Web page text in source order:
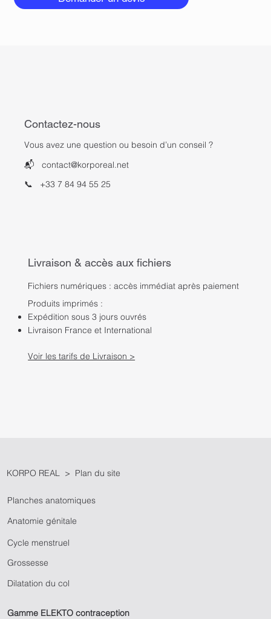
Contactez-nous
Vous avez une question ou besoin d’un conseil ?
📬 contact@korporeal.net
📞 +33 7 84 94 55 25
Livraison & accès aux fichiers
Fichiers numériques : accès immédiat après paiement
Produits imprimés :
Expédition sous 3 jours ouvrés
Livraison France et International
Voir les tarifs de Livraison >
KORPO REAL > Plan du site
Planches anatomiques
Anatomie génitale
Cycle menstruel
Grossesse
Dilatation du col
Gamme ELEKTO contraception